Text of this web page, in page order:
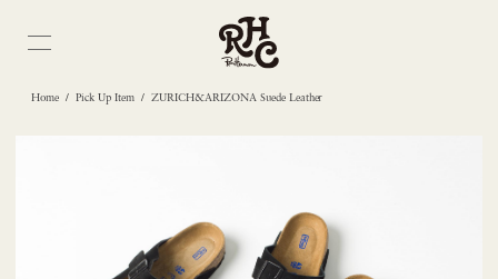
Home/ Pick Up Item/ ZURICH&ARIZONA Suede Leather